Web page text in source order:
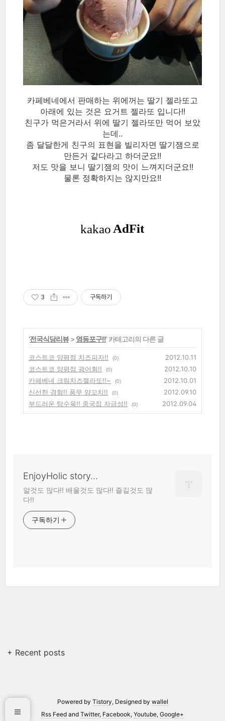
카페베네에서 판매하는 위에꺼는 딸기 젤라또고
아래에 있는 것은 요거트 젤라또 입니다!!
친구가 먹은거라서 위에 딸기 젤라또만 먹어 보았
는데..
좀 달달한게 친구의 표현을 빌리자면 딸기잼으로
만든거 같다라고 하더군요!!
저도 맛을 보니 딸기잼의 맛이 느껴지더군요!!
물론 정확하지는 않지만요!!
3 구독하기
'전국식당리뷰> 영등포구!!' 카테고리의 다른 글
코스트코 양평점 치즈피자!! (0)
2012.10.11
코스트코 양평점 광어회!!
(0)
2012.10.10
카페베네 크림치즈젤라또!!~
(0)
2012.10.01
신선한 경험!! 풍무 양꼬치!!
(0)
2012.09.10
부드러운 탕수육!! 중국집 자금성!!
(0) 2012.09.04
EnjoyHolic story...
알것도 많다!! 배울것도 많다!! 즐길것도 많
다!!
구독하기
+ Recent posts
Powered by Tistory, Designed by wallel
Rss Feed and Twitter, Facebook, Youtube, Google+